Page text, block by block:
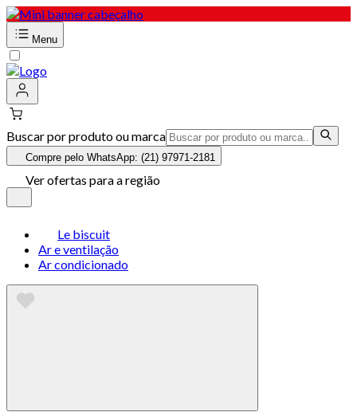
Menu
Buscar por produto ou marca
Compre pelo WhatsApp: (21) 97971-2181
Ver ofertas para a região
Le biscuit
Ar e ventilação
Ar condicionado